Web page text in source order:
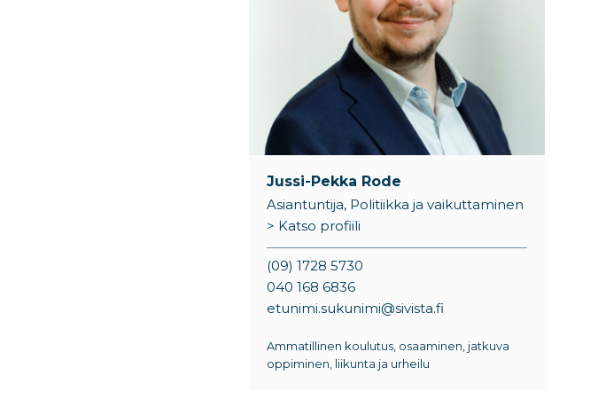
Jussi-Pekka Rode
Asiantuntija, Politiikka ja vaikuttaminen
> Katso profiili
(09) 1728 5730
040 168 6836
etunimi.sukunimi@sivista.fi
Ammatillinen koulutus, osaaminen, jatkuva
oppiminen, liikunta ja urheilu